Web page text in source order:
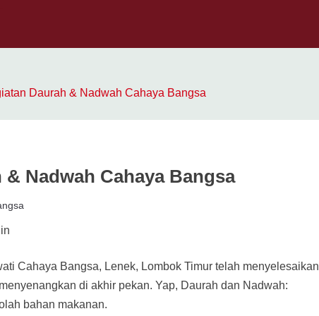
Daurah & Nadwah Cahaya Bangsa
Nadwah Cahaya Bangsa
Cahaya Bangsa, Lenek, Lombok Timur telah menyelesaikan
di akhir pekan. Yap, Daurah dan Nadwah:
bahan makanan.